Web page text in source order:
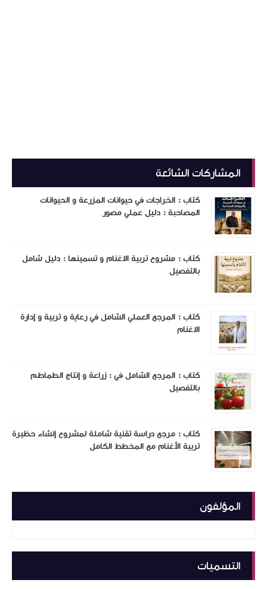
المشاركات الشائعة
كتاب : الخراجات في حيوانات المزرعة و الحيوانات
المصاحبة : دليل عملي مصور
كتاب : مشروع تربية الاغنام و تسمينها : دليل شامل
بالتفصيل
كتاب : المرجع العملي الشامل في رعاية و تربية و إدارة
الاغنام
كتاب : المرجع الشامل في : زراعة و إنتاج الطماطم
بالتفصيل
كتاب : مرجع دراسة تقنية شاملة لمشروع إنشاء حظيرة
تربية الأغنام مع المخطط الكامل
المؤلفون
التسميات